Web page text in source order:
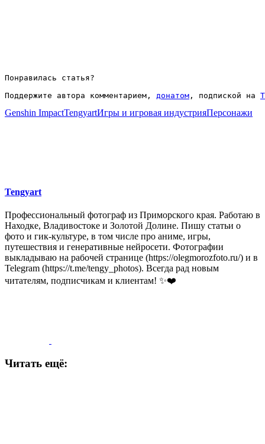
Понравилась статья?
Поддержите автора комментарием, донатом , подпиской на
Genshin ImpactTengyartИгры и игровая индустрияПерсонажи
Tengyart
Профессиональный фотограф из Приморского края. Работаю в
Находке, Владивостоке и Золотой Долине. Пишу статьи о
фото и гик-культуре, в том числе про аниме, игры,
путешествия и генеративные нейросети. Фотографии
выкладываю на рабочей странице (https://olegmorozfoto.ru/) и в
Telegram (https://t.me/tengy_photos). Всегда рад новым
читателям, подписчикам и клиентам! ✨❤️
Читать ещё: